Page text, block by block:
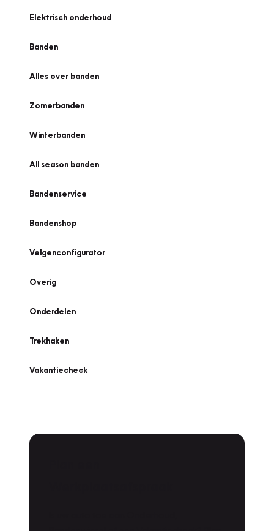
Elektrisch onderhoud
Banden
Alles over banden
Zomerbanden
Winterbanden
All season banden
Bandenservice
Bandenshop
Velgenconfigurator
Overig
Onderdelen
Trekhaken
Vakantiecheck